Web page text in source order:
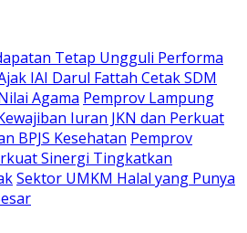
Tetap Ungguli Performa
IAI Darul Fattah Cetak SDM
Agama Pemprov Lampung
Iuran JKN dan Perkuat
BPJS Kesehatan Pemprov
Sinergi Tingkatkan
Sektor UMKM Halal yang Punya